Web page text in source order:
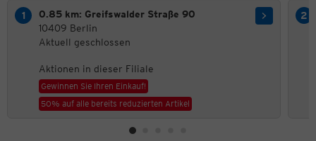
0.85 km: Greifswalder Straße 90
10409 Berlin
Aktuell geschlossen
Aktionen in dieser Filiale
Gewinnen Sie Ihren Einkauf!
50% auf alle bereits reduzierten Artikel